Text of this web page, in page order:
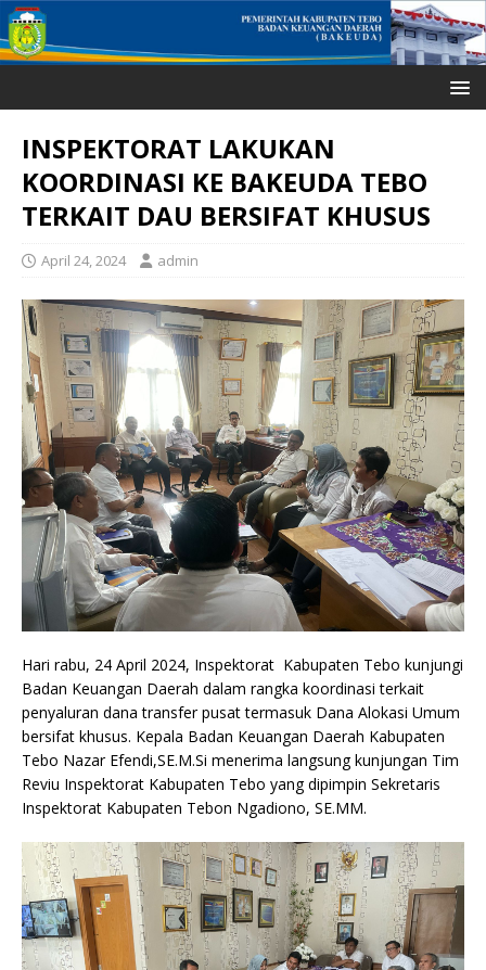
INSPEKTORAT LAKUKAN
KOORDINASI KE BAKEUDA TEBO
TERKAIT DAU BERSIFAT KHUSUS
April 24, 2024 admin
Hari rabu, 24 April 2024, Inspektorat Kabupaten Tebo kunjungi
Badan Keuangan Daerah dalam rangka koordinasi terkait
penyaluran dana transfer pusat termasuk Dana Alokasi Umum
bersifat khusus. Kepala Badan Keuangan Daerah Kabupaten
Tebo Nazar Efendi,SE.M.Si menerima langsung kunjungan Tim
Reviu Inspektorat Kabupaten Tebo yang dipimpin Sekretaris
Inspektorat Kabupaten Tebon Ngadiono, SE.MM.